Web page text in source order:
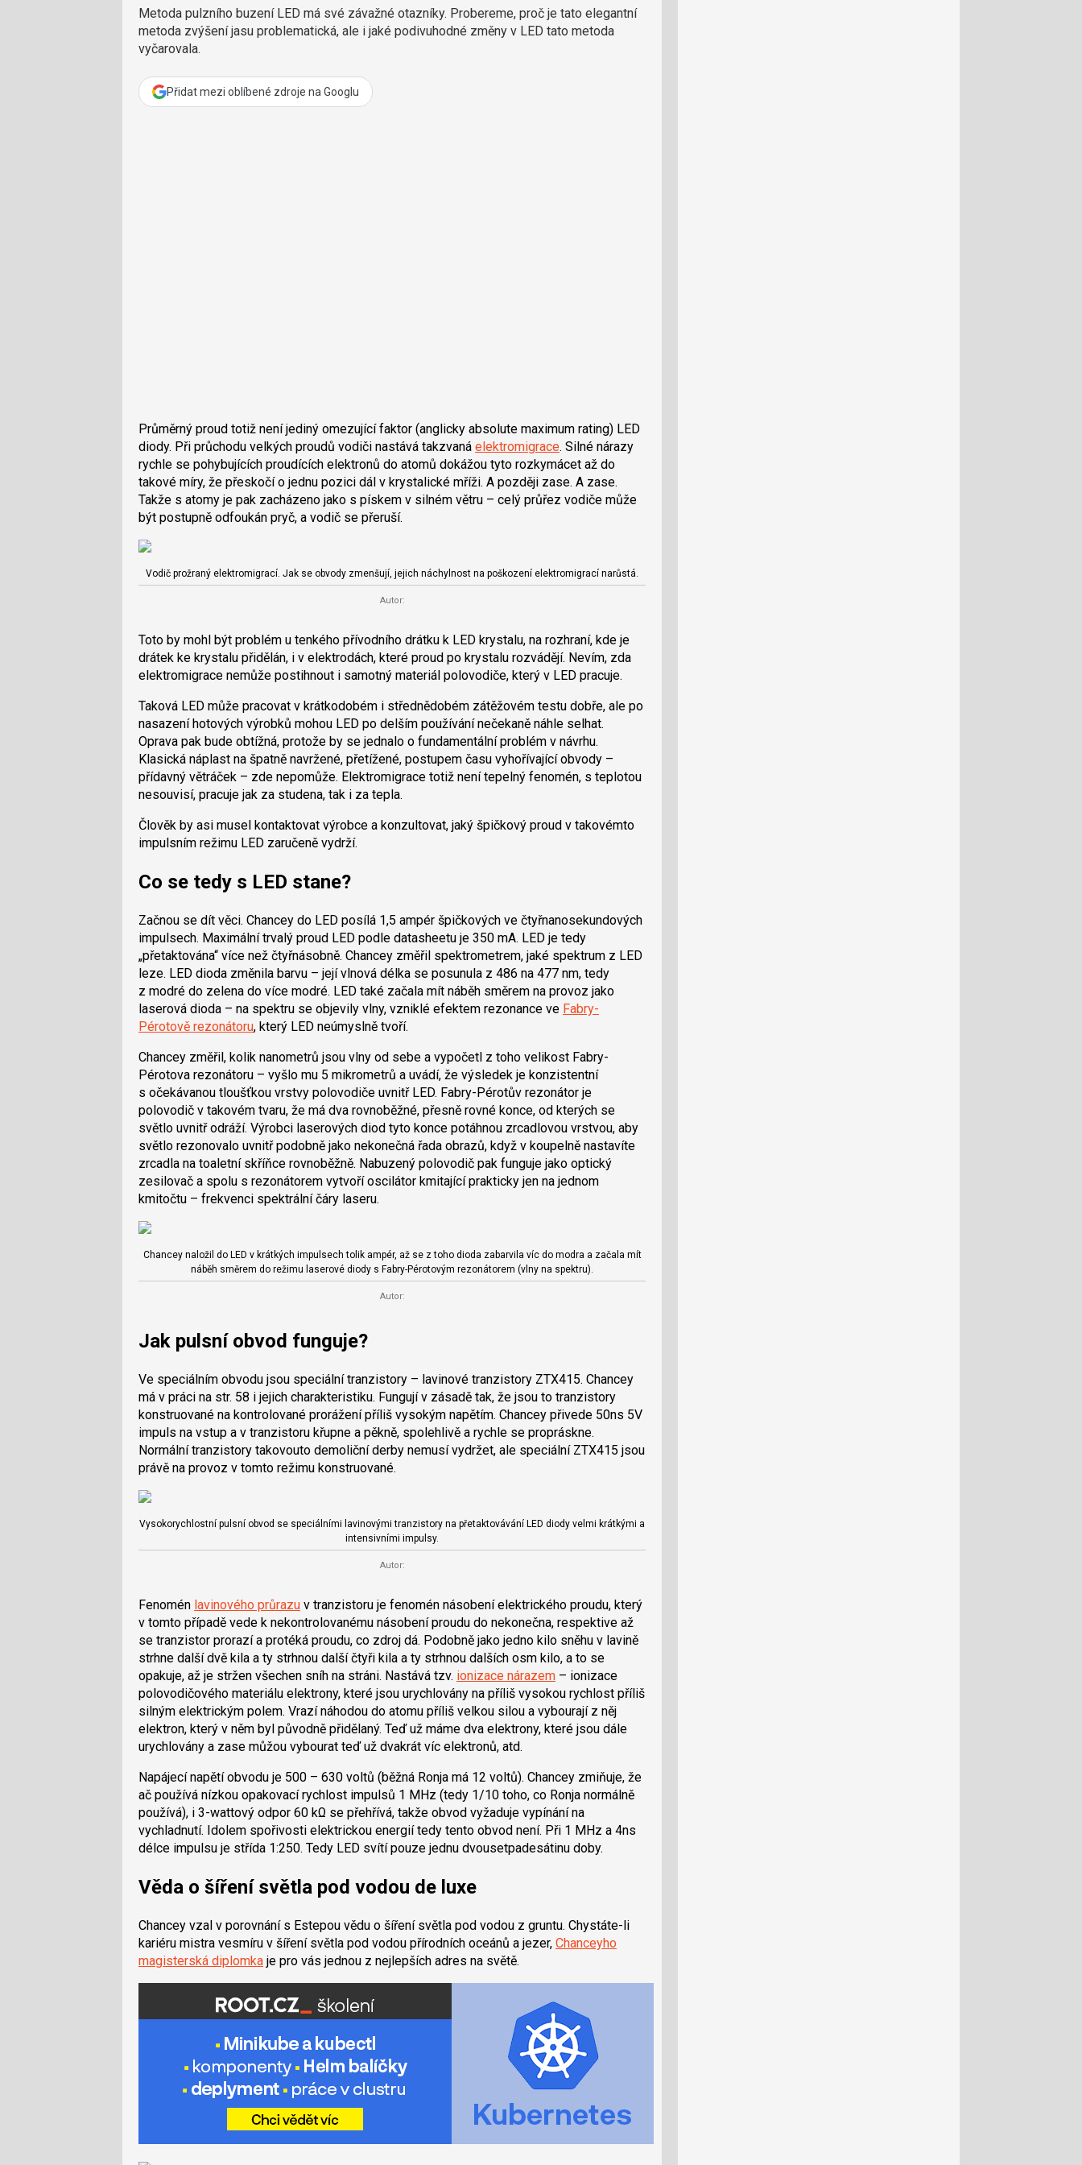
e
r
Metoda pulzního buzení LED má své závažné otazníky. Probereme, proč je tato elegantní
metoda zvýšení jasu problematická, ale i jaké podivuhodné změny v LED tato metoda
vyčarovala.
Přidat mezi oblíbené zdroje na Googlu
Průměrný proud totiž není jediný omezující faktor (anglicky absolute maximum rating) LED
diody. Při průchodu velkých proudů vodiči nastává takzvaná elektromigrace. Silné nárazy
rychle se pohybujících proudících elektronů do atomů dokážou tyto rozkymácet až do
takové míry, že přeskočí o jednu pozici dál v krystalické mříži. A později zase. A zase.
Takže s atomy je pak zacházeno jako s pískem v silném větru – celý průřez vodiče může
být postupně odfoukán pryč, a vodič se přeruší.
Vodič prožraný elektromigrací. Jak se obvody zmenšují, jejich náchylnost na poškození elektromigrací narůstá.
Autor:
Toto by mohl být problém u tenkého přívodního drátku k LED krystalu, na rozhraní, kde je
drátek ke krystalu přidělán, i v elektrodách, které proud po krystalu rozvádějí. Nevím, zda
elektromigrace nemůže postihnout i samotný materiál polovodiče, který v LED pracuje.
Taková LED může pracovat v krátkodobém i střednědobém zátěžovém testu dobře, ale po
nasazení hotových výrobků mohou LED po delším používání nečekaně náhle selhat.
Oprava pak bude obtížná, protože by se jednalo o fundamentální problém v návrhu.
Klasická náplast na špatně navržené, přetížené, postupem času vyhořívající obvody –
přídavný větráček – zde nepomůže. Elektromigrace totiž není tepelný fenomén, s teplotou
nesouvisí, pracuje jak za studena, tak i za tepla.
Člověk by asi musel kontaktovat výrobce a konzultovat, jaký špičkový proud v takovémto
impulsním režimu LED zaručeně vydrží.
Co se tedy s LED stane?
Začnou se dít věci. Chancey do LED posílá 1,5 ampér špičkových ve čtyřnanosekundových
impulsech. Maximální trvalý proud LED podle datasheetu je 350 mA. LED je tedy
„přetaktována“ více než čtyřnásobně. Chancey změřil spektrometrem, jaké spektrum z LED
leze. LED dioda změnila barvu – její vlnová délka se posunula z 486 na 477 nm, tedy
z modré do zelena do více modré. LED také začala mít náběh směrem na provoz jako
laserová dioda – na spektru se objevily vlny, vzniklé efektem rezonance ve Fabry-
Pérotově rezonátoru, který LED neúmyslně tvoří.
Chancey změřil, kolik nanometrů jsou vlny od sebe a vypočetl z toho velikost Fabry-
Pérotova rezonátoru – vyšlo mu 5 mikrometrů a uvádí, že výsledek je konzistentní
s očekávanou tloušťkou vrstvy polovodiče uvnitř LED. Fabry-Pérotův rezonátor je
polovodič v takovém tvaru, že má dva rovnoběžné, přesně rovné konce, od kterých se
světlo uvnitř odráží. Výrobci laserových diod tyto konce potáhnou zrcadlovou vrstvou, aby
světlo rezonovalo uvnitř podobně jako nekonečná řada obrazů, když v koupelně nastavíte
zrcadla na toaletní skříňce rovnoběžně. Nabuzený polovodič pak funguje jako optický
zesilovač a spolu s rezonátorem vytvoří oscilátor kmitající prakticky jen na jednom
kmitočtu – frekvenci spektrální čáry laseru.
Chancey naložil do LED v krátkých impulsech tolik ampér, až se z toho dioda zabarvila víc do modra a začala mít
náběh směrem do režimu laserové diody s Fabry-Pérotovým rezonátorem (vlny na spektru).
Autor:
Jak pulsní obvod funguje?
Ve speciálním obvodu jsou speciální tranzistory – lavinové tranzistory ZTX415. Chancey
má v práci na str. 58 i jejich charakteristiku. Fungují v zásadě tak, že jsou to tranzistory
konstruované na kontrolované prorážení příliš vysokým napětím. Chancey přivede 50ns 5V
impuls na vstup a v tranzistoru křupne a pěkně, spolehlivě a rychle se propráskne.
Normální tranzistory takovouto demoliční derby nemusí vydržet, ale speciální ZTX415 jsou
právě na provoz v tomto režimu konstruované.
Vysokorychlostní pulsní obvod se speciálními lavinovými tranzistory na přetaktovávání LED diody velmi krátkými a
intensivními impulsy.
Autor:
Fenomén lavinového průrazu v tranzistoru je fenomén násobení elektrického proudu, který
v tomto případě vede k nekontrolovanému násobení proudu do nekonečna, respektive až
se tranzistor prorazí a protéká proudu, co zdroj dá. Podobně jako jedno kilo sněhu v lavině
strhne další dvě kila a ty strhnou další čtyři kila a ty strhnou dalších osm kilo, a to se
opakuje, až je stržen všechen sníh na stráni. Nastává tzv. ionizace nárazem – ionizace
polovodičového materiálu elektrony, které jsou urychlovány na příliš vysokou rychlost příliš
silným elektrickým polem. Vrazí náhodou do atomu příliš velkou silou a vybourají z něj
elektron, který v něm byl původně přidělaný. Teď už máme dva elektrony, které jsou dále
urychlovány a zase můžou vybourat teď už dvakrát víc elektronů, atd.
Napájecí napětí obvodu je 500 – 630 voltů (běžná Ronja má 12 voltů). Chancey zmiňuje, že
ač používá nízkou opakovací rychlost impulsů 1 MHz (tedy 1/10 toho, co Ronja normálně
používá), i 3-wattový odpor 60 kΩ se přehřívá, takže obvod vyžaduje vypínání na
vychladnutí. Idolem spořivosti elektrickou energií tedy tento obvod není. Při 1 MHz a 4ns
délce impulsu je střída 1:250. Tedy LED svítí pouze jednu dvousetpadesátinu doby.
Věda o šíření světla pod vodou de luxe
Chancey vzal v porovnání s Estepou vědu o šíření světla pod vodou z gruntu. Chystáte-li
kariéru mistra vesmíru v šíření světla pod vodou přírodních oceánů a jezer, Chanceyho
magisterská diplomka je pro vás jednou z nejlepších adres na světě.